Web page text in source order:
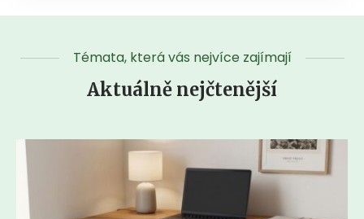
Témata, která vás nejvíce zajímají
Aktuálně nejčtenější